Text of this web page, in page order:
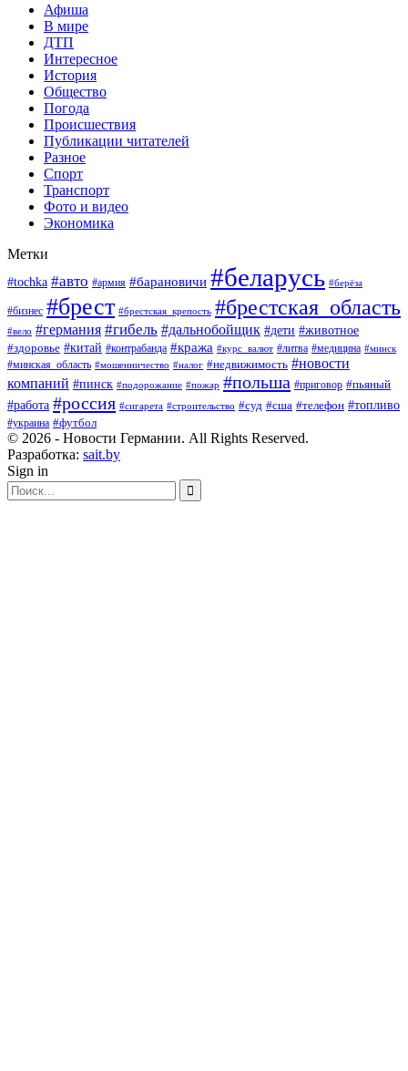
Афиша
В мире
ДТП
Интересное
История
Общество
Погода
Происшествия
Публикации читателей
Разное
Спорт
Транспорт
Фото и видео
Экономика
Метки
#tochka #авто #армия #барановичи #беларусь #берёза
#бизнес #брест #брестская_крепость #брестская_область
#вело #германия #гибель #дальнобойщик #дети #животное
#здоровье #китай #контрабанда #кража #курс_валют #литва #медицина #минск
#минская_область #мошенничество #налог #недвижимость #новости
компаний #пинск #подорожание #пожар #польша #приговор #пьяный
#работа #россия #сигарета #строительство #суд #сша #телефон #топливо
#украина #футбол
© 2026 - Новости Германии. All Rights Reserved.
Разработка: sait.by
Sign in